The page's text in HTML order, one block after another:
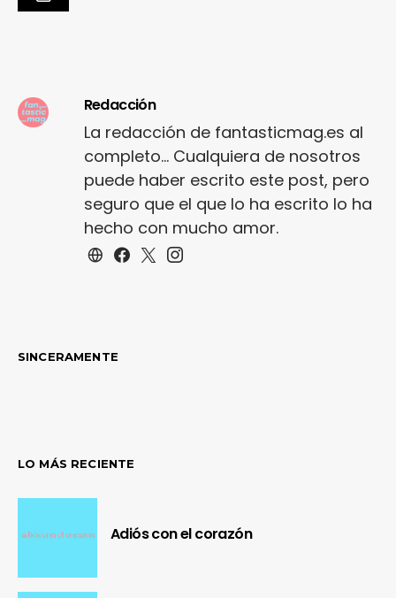
Redacción
La redacción de fantasticmag.es al
completo... Cualquiera de nosotros
puede haber escrito este post, pero
seguro que el que lo ha escrito lo ha
hecho con mucho amor.
SINCERAMENTE
LO MÁS RECIENTE
Adiós con el corazón